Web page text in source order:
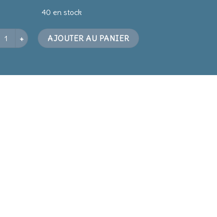
40 en stock
de Mélange saléAJOUTER AU PANIER